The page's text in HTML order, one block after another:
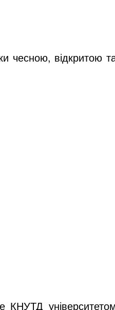
чесною, відкритою
КНУТД